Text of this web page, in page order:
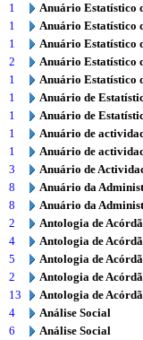
1
Anuário Estatístico
1
Anuário Estatístico
1
Anuário Estatístico
2
Anuário Estatístico
1
Anuário Estatístico
1
Anuário de
1
Anuário de
1
Anuário de
1
Anuário de
3
Anuário de
8
Anuário da
8
Anuário da
2
Antologia de
4
Antologia de
5
Antologia de
2
Antologia de
13
Antologia de
4
Análise Social
6
Análise Social